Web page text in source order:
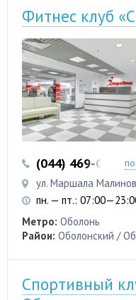
Фитнес клуб
(044) 469-06-07
ул. Маршала
пн. — пт.:
Метро: Оболонь
Район: Оболонский /
Спортивный